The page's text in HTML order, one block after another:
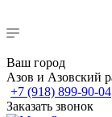
Ваш город
Азов и Азовский
+7 (918) 899-90-04
Заказать звонок